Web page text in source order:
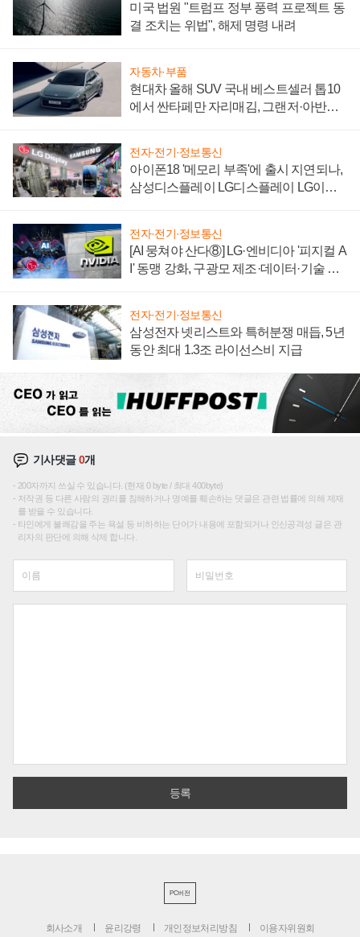
미국 법원 "트럼프 정부 풍력 프로젝트 동
결 조치는 위법", 해제 명령 내려
자동차·부품
현대차 올해 SUV 국내 베스트셀러 톱10
에서 싼타페만 자리매김, 그랜저·아반떼
전자·전기·정보통신
아이폰18 '메모리 부족'에 출시 지연되나,
삼성디스플레이 LG디스플레이 LG이노
전자·전기·정보통신
[AI 뭉쳐야 산다⑧] LG·엔비디아 '피지컬 A
I' 동맹 강화, 구광모 제조·데이터·기술 결
전자·전기·정보통신
삼성전자 넷리스트와 특허분쟁 매듭, 5년
동안 최대 1.3조 라이선스비 지급
기사댓글0개
200자까지 쓰실 수 있습니다. (현재 0 byte / 최대 400byte)
저작권 등 다른 사람의 권리를 침해하거나 명예를 훼손하는 댓글은 관련 법률에 의해 제재
를 받을 수 있습니다.
타인에게 불쾌감을 주는 욕설 등 비하하는 단어가 내용에 포함되거나 인신공격성 글은 관
리자의 판단에 의해 삭제 합니다.
PC버전
회사소개 윤리강령 개인정보처리방침 이용자위원회